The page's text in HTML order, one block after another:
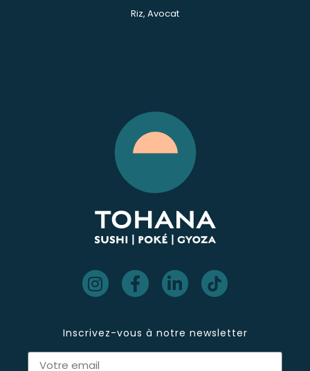
Riz, Avocat
Inscrivez-vous à notre newsletter